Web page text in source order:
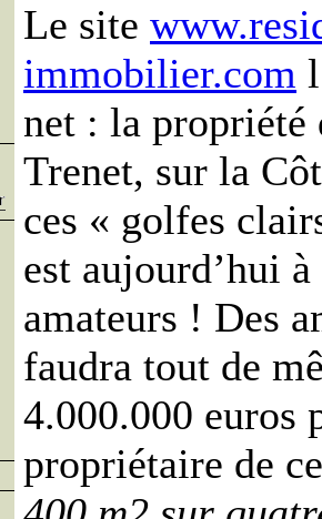
Le site
immobilier.com
net : la propriété
Trenet, sur la
ces « golfes
est aujourd’hui
amateurs ! Des
faudra tout de
4.000.000 euros
propriétaire de